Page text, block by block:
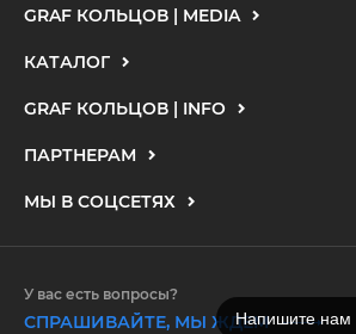
GRAF КОЛЬЦОВ | MEDIA
КАТАЛОГ
GRAF КОЛЬЦОВ | INFO
ПАРТНЕРАМ
МЫ В СОЦСЕТЯХ
У вас есть вопросы?
СПРАШИВАЙТЕ, МЫ ЖДЕМНапишите нам